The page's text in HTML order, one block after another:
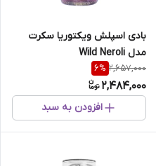
بادی اسپلش ویکتوریا سکرت
مدل Wild Neroli
2,657,000
6%
2,484,000
افزودن به سبد